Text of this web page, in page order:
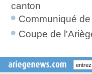
canton
Communiqué
Coupe de